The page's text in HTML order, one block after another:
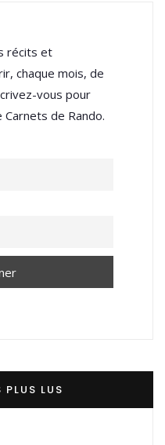
récits et
chaque mois, de
vous pour
de Rando.
PLUS LUS